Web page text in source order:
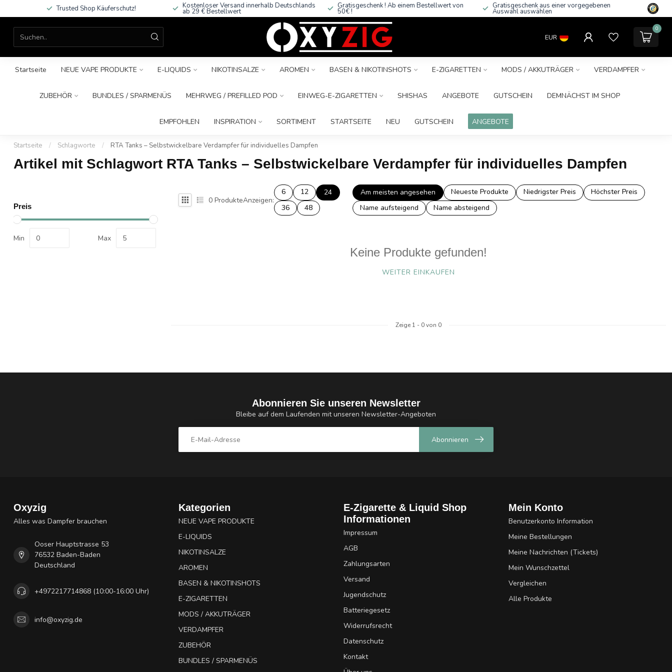
Trusted Shop Käuferschutz! Kostenloser Versand innerhalb Deutschlands
ab 29 € Bestellwert
Gratisgeschenk ! Ab einem Bestellwert von
50€ !
Gratisgeschenk aus einer vorgegebenen
Auswahl auswählen
EUR
0
Startseite NEUE VAPE PRODUKTE E-LIQUIDS NIKOTINSALZE AROMEN BASEN & NIKOTINSHOTS E-ZIGARETTEN MODS / AKKUTRÄGER VERDAMPFER
ZUBEHÖR BUNDLES / SPARMENÜS MEHRWEG / PREFILLED POD EINWEG-E-ZIGARETTEN SHISHAS ANGEBOTE GUTSCHEIN DEMNÄCHST IM SHOP
EMPFOHLEN INSPIRATION SORTIMENT STARTSEITE NEU GUTSCHEIN ANGEBOTE
Startseite / Schlagworte / RTA Tanks – Selbstwickelbare Verdampfer für individuelles Dampfen
Artikel mit Schlagwort RTA Tanks – Selbstwickelbare Verdampfer für individuelles Dampfen
Preis
Min Max
0 ProdukteAnzeigen:
6 12
24
36
48
Am meisten angesehen Neueste Produkte Niedrigster Preis
Höchster Preis
Name aufsteigend
Name absteigend
Keine Produkte gefunden!
WEITER EINKAUFEN
Zeige 1 - 0von 0
Abonnieren Sie unseren Newsletter
Bleibe auf dem Laufenden mit unseren Newsletter-Angeboten
Abonnieren
Oxyzig
Alles was Dampfer brauchen
Ooser Hauptstrasse 53
76532 Baden-Baden
Deutschland
+4972217714868 (10:00-16:00 Uhr)
info@oxyzig.de
Kategorien
NEUE VAPE PRODUKTE
E-LIQUIDS
NIKOTINSALZE
AROMEN
BASEN & NIKOTINSHOTS
E-ZIGARETTEN
MODS / AKKUTRÄGER
VERDAMPFER
ZUBEHÖR
BUNDLES / SPARMENÜS
E-Zigarette & Liquid Shop
Informationen
Impressum
AGB
Zahlungsarten
Versand
Jugendschutz
Batteriegesetz
Widerrufsrecht
Datenschutz
Kontakt
Mein Konto
Benutzerkonto Information
Meine Bestellungen
Meine Nachrichten (Tickets)
Mein Wunschzettel
Vergleichen
Alle Produkte